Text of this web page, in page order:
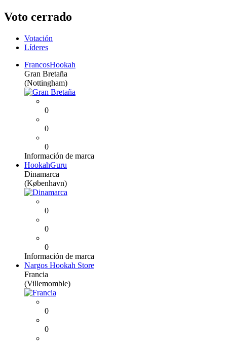
Voto cerrado
Votación
Líderes
FrancosHookah
Gran Bretaña
(Nottingham)
0
0
0
Información de marca
HookahGuru
Dinamarca
(København)
0
0
0
Información de marca
Nargos Hookah Store
Francia
(Villemomble)
0
0